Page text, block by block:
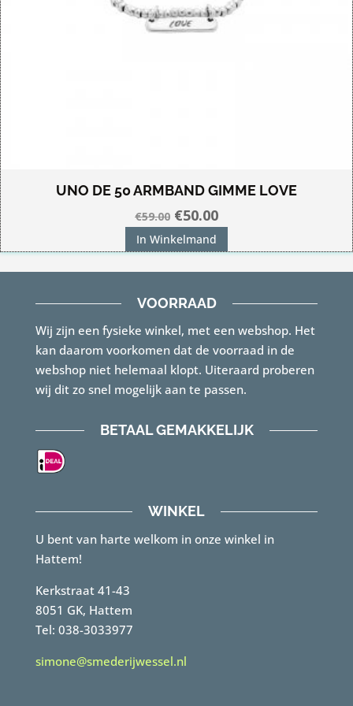
UNO DE 50 ARMBAND GIMME LOVE
€59.00 Oorspronkelijke
prijs
was:
€59.00.
€50.00Huidige
is:
€50.00.
In Winkelmand
VOORRAAD
Wij zijn een fysieke winkel, met een webshop. Het
kan daarom voorkomen dat de voorraad in de
webshop niet helemaal klopt. Uiteraard proberen
wij dit zo snel mogelijk aan te passen.
BETAAL GEMAKKELIJK
WINKEL
U bent van harte welkom in onze winkel in
Hattem!
Kerkstraat 41-43
8051 GK, Hattem
Tel: 038-3033977
simone@smederijwessel.nl